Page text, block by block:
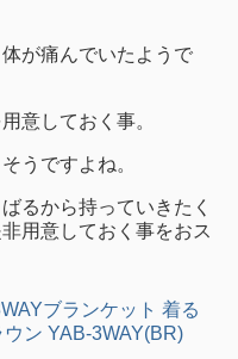
が痛んでいたようで
意しておく事。
うですよね。
るから持っていきたく
用意しておく事をおス
ブランケット 着る
ン YAB-3WAY(BR)